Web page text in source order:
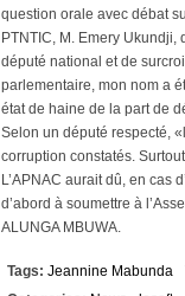
question orale avec débat
PTNTIC, M. Emery
député national et de
parlementaire, mon nom a
état de haine de la part de
Selon un député respecté,
corruption constatés.
L’APNAC aurait dû, en cas
d’abord à soumettre à
ALUNGA MBUWA.
Tags: Jeannine Mabunda